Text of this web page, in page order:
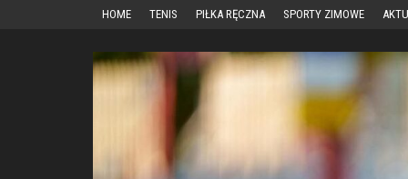
HOME TENIS PIŁKA RĘCZNA SPORTY ZIMOWE